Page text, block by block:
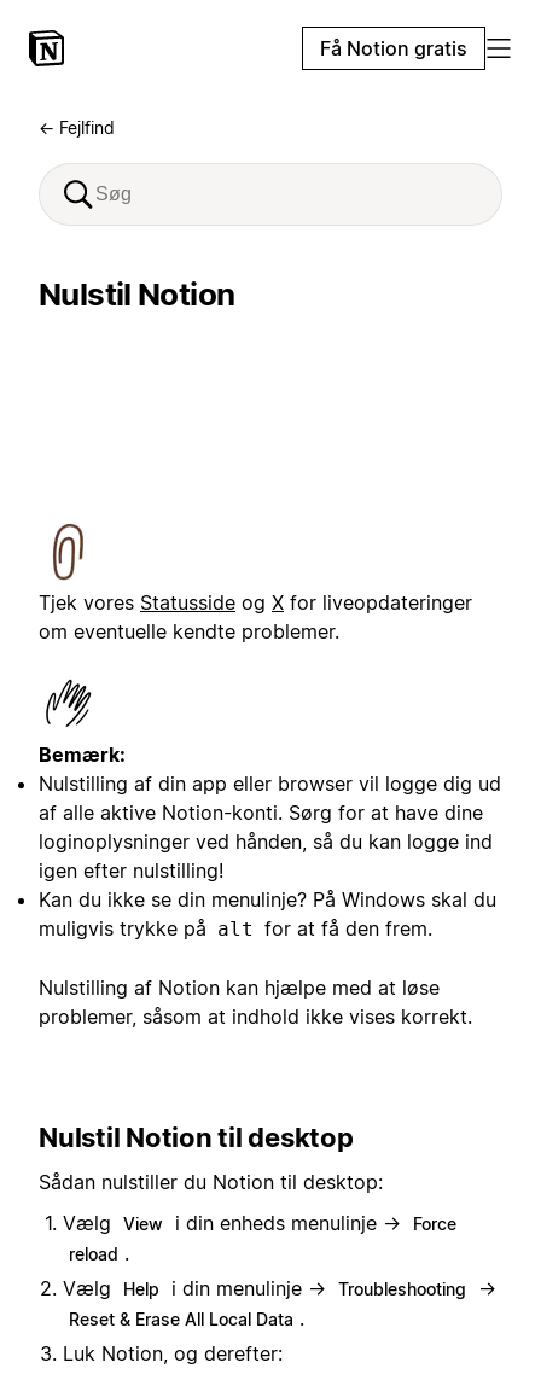
Få Notion gratis
← Fejlfind
Nulstil Notion
Tjek vores Statusside og X for liveopdateringer
om eventuelle kendte problemer.
Bemærk:
Nulstilling af din app eller browser vil logge dig ud
af alle aktive Notion-konti. Sørg for at have dine
loginoplysninger ved hånden, så du kan logge ind
igen efter nulstilling!
Kan du ikke se din menulinje? På Windows skal du
muligvis trykke på alt for at få den frem.
Nulstilling af Notion kan hjælpe med at løse
problemer, såsom at indhold ikke vises korrekt.
Nulstil Notion til desktop
Sådan nulstiller du Notion til desktop:
Vælg
View i din enheds menulinje →
Force
reload .
Vælg
Help i din menulinje → Troubleshooting →
Reset & Erase All Local Data .
Luk Notion, og derefter: